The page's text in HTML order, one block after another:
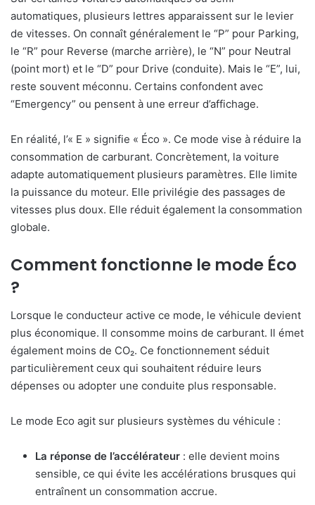
automatiques, plusieurs lettres apparaissent sur le levier
de vitesses. On connaît généralement le “P” pour Parking,
le “R” pour Reverse (marche arrière), le “N” pour Neutral
(point mort) et le “D” pour Drive (conduite). Mais le “E”, lui,
reste souvent méconnu. Certains confondent avec
“Emergency” ou pensent à une erreur d’affichage.
En réalité, l’« E » signifie « Éco ». Ce mode vise à réduire la
consommation de carburant. Concrètement, la voiture
adapte automatiquement plusieurs paramètres. Elle limite
la puissance du moteur. Elle privilégie des passages de
vitesses plus doux. Elle réduit également la consommation
globale.
Comment fonctionne le mode Éco
?
Lorsque le conducteur active ce mode, le véhicule devient
plus économique. Il consomme moins de carburant. Il émet
également moins de CO₂. Ce fonctionnement séduit
particulièrement ceux qui souhaitent réduire leurs
dépenses ou adopter une conduite plus responsable.
Le mode Eco agit sur plusieurs systèmes du véhicule :
La réponse de l’accélérateur : elle devient moins
sensible, ce qui évite les accélérations brusques qui
entraînent un consommation accrue.